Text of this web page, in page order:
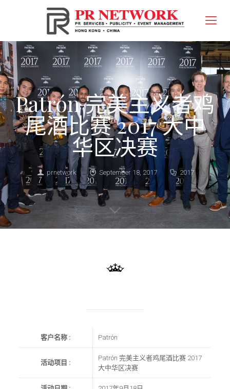
Patrón 完美主义者鸡
尾酒比赛 2017 大中
华区决赛
prnetwork September 18, 2017 2017
客户名称 : Patrón
活动项目 :
Patrón 完美主义者鸡尾酒比赛 2017
大中华区决赛